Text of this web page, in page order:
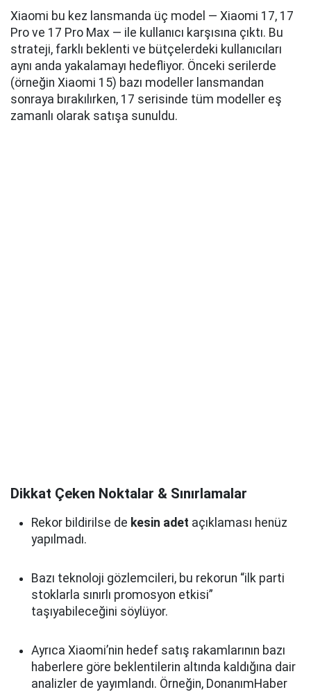
Xiaomi bu kez lansmanda üç model — Xiaomi 17, 17
Pro ve 17 Pro Max — ile kullanıcı karşısına çıktı. Bu
strateji, farklı beklenti ve bütçelerdeki kullanıcıları
aynı anda yakalamayı hedefliyor. Önceki serilerde
(örneğin Xiaomi 15) bazı modeller lansmandan
sonraya bırakılırken, 17 serisinde tüm modeller eş
zamanlı olarak satışa sunuldu.
Dikkat Çeken Noktalar & Sınırlamalar
Rekor bildirilse de kesin adet açıklaması henüz
yapılmadı.
Bazı teknoloji gözlemcileri, bu rekorun “ilk parti
stoklarla sınırlı promosyon etkisi”
taşıyabileceğini söylüyor.
Ayrıca Xiaomi’nin hedef satış rakamlarının bazı
haberlere göre beklentilerin altında kaldığına dair
analizler de yayımlandı. Örneğin, DonanımHaber